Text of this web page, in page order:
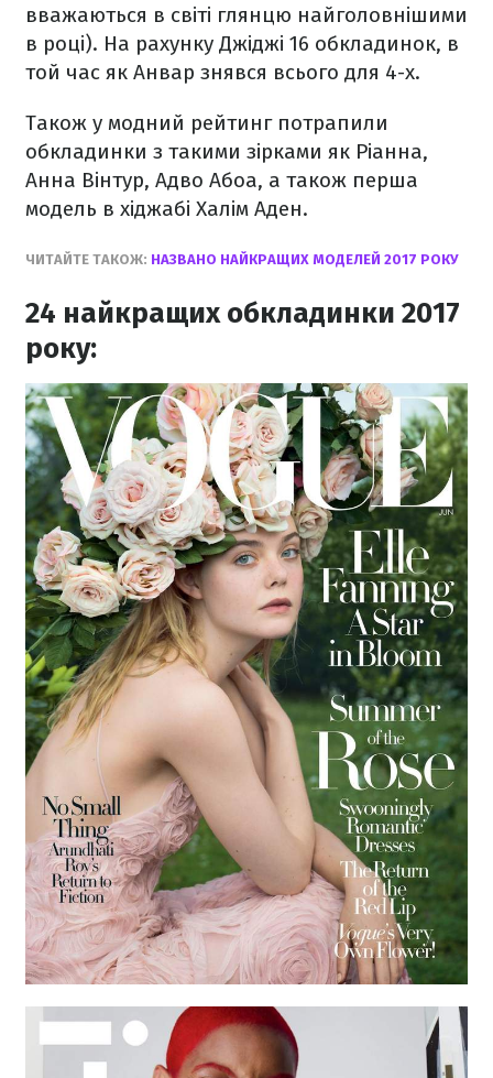
вважаються в світі глянцю найголовнішими
в році). На рахунку Джіджі 16 обкладинок, в
той час як Анвар знявся всього для 4-х.
Також у модний рейтинг потрапили
обкладинки з такими зірками як Ріанна,
Анна Вінтур, Адво Абоа, а також перша
модель в хіджабі Халім Аден.
ЧИТАЙТЕ ТАКОЖ: НАЗВАНО НАЙКРАЩИХ МОДЕЛЕЙ 2017 РОКУ
24 найкращих обкладинки 2017
року: